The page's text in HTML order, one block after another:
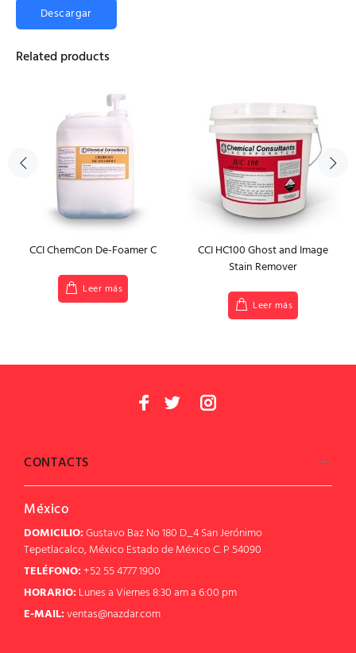
Descargar
Related products
CCI ChemCon De-Foamer C
Leer más
CCI HC100 Ghost and Image
Stain Remover
Leer más
CONTACTS
México
DOMICILIO:Gustavo Baz No 180 D_4 San Jerónimo
Tepetlacalco, México Estado de México C. P 54090
TELÉFONO:+52 55 4777 1900
HORARIO: Lunes a Viernes 8:30 am a 6:00 pm
E-MAIL:ventas@nazdar.com